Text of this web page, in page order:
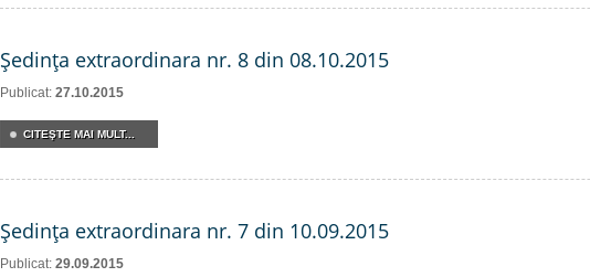
Şedinţa extraordinara nr. 8 din 08.10.2015
Publicat: 27.10.2015
CITEŞTE MAI MULT...
Şedinţa extraordinara nr. 7 din 10.09.2015
Publicat: 29.09.2015